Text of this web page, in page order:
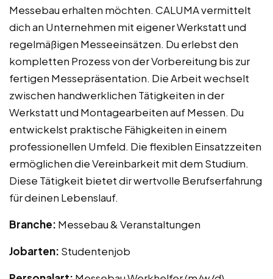
Messebau erhalten möchten. CALUMA vermittelt
dich an Unternehmen mit eigener Werkstatt und
regelmäßigen Messeeinsätzen. Du erlebst den
kompletten Prozess von der Vorbereitung bis zur
fertigen Messepräsentation. Die Arbeit wechselt
zwischen handwerklichen Tätigkeiten in der
Werkstatt und Montagearbeiten auf Messen. Du
entwickelst praktische Fähigkeiten in einem
professionellen Umfeld. Die flexiblen Einsatzzeiten
ermöglichen die Vereinbarkeit mit dem Studium.
Diese Tätigkeit bietet dir wertvolle Berufserfahrung
für deinen Lebenslauf.
Branche: Messebau & Veranstaltungen
Jobarten: Studentenjob